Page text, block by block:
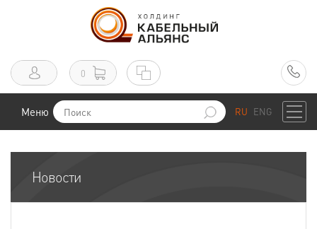
0
Меню RU ENG
Новости